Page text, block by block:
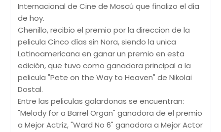
Internacional de Cine de Moscú que finalizo el dia
de hoy.
Chenillo, recibio el premio por la direccion de la
pelicula Cinco días sin Nora, siendo la unica
Latinoamericana en ganar un premio en esta
edición, que tuvo como ganadora principal a la
pelicula "Pete on the Way to Heaven" de Nikolai
Dostal.
Entre las peliculas galardonas se encuentran:
"Melody for a Barrel Organ" ganadora de el premio
a Mejor Actriz, "Ward No 6" ganadora a Mejor Actor